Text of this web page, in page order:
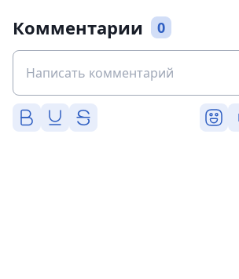
Комментарии 0